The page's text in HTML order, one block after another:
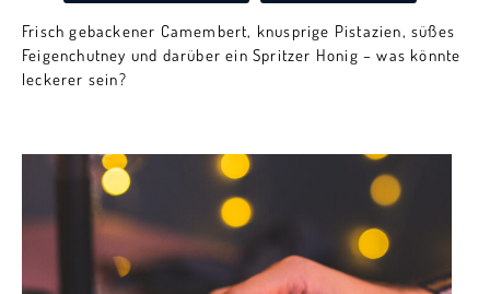
Frisch gebackener Camembert, knusprige Pistazien, süßes
Feigenchutney und darüber ein Spritzer Honig – was könnte
leckerer sein?